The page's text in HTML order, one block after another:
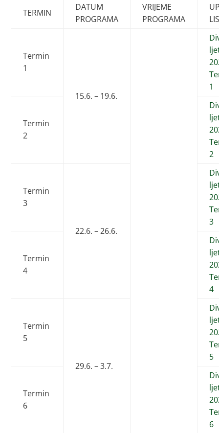
TERMIN
DATUM
PROGRAMA
VRIJEME
PROGRAMA
Termin
1
15.6. – 19.6.
1
Termin
2
2
Termin
3
22.6. – 26.6.
3
Termin
4
4
Termin
5
29.6. – 3.7.
5
Termin
6
6